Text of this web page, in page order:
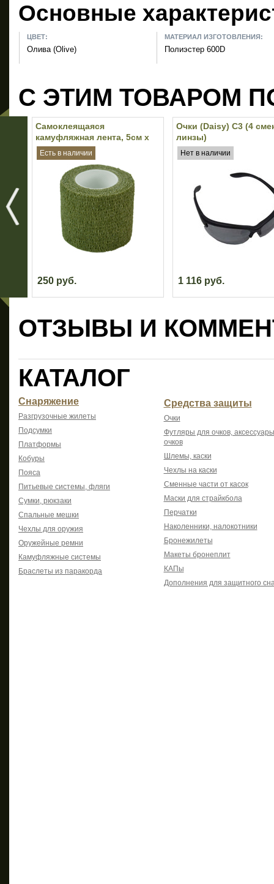
Основные
ЦВЕТ:
Олива (Olive)
МАТЕРИАЛ ИЗГОТОВЛЕНИЯ:
Полиэстер 600D
С ЭТИМ ТОВАРОМ
Самоклеящаяся
камуфляжная лента, 5см х
4,5м (Olive)
Есть в наличии
250 руб.
Очки (Daisy) C3 (4
линзы)
Нет в наличии
1 116 руб.
ОТЗЫВЫ И
КАТАЛОГ
Снаряжение
Разгрузочные жилеты
Подсумки
Платформы
Кобуры
Пояса
Питьевые системы, фляги
Сумки, рюкзаки
Спальные мешки
Чехлы для оружия
Оружейные ремни
Камуфляжные системы
Браслеты из паракорда
Средства защиты
Очки
Футляры для очков,
очков
Шлемы, каски
Чехлы на каски
Сменные части от касок
Маски для страйкбола
Перчатки
Наколенники, налокотники
Бронежилеты
Макеты бронеплит
КАПы
Дополнения для защитного